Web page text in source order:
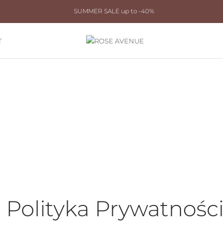
SUMMER SALE up to -40%
Polityka Prywatności